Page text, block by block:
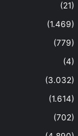
(21)
(1.469)
(779)
(4)
(3.032)
(1.614)
(702)